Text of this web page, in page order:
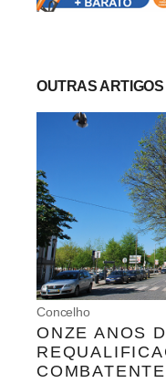
OUTRAS ARTIGOS
Concelho
ONZE ANOS